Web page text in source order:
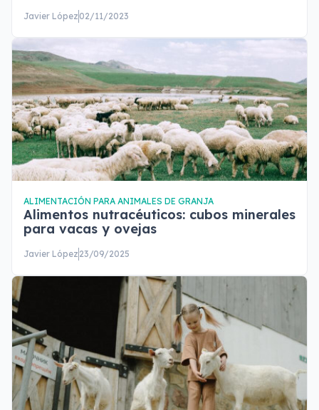
Javier López 02/11/2023
ALIMENTACIÓN PARA ANIMALES DE GRANJA
Alimentos nutracéuticos: cubos minerales
para vacas y ovejas
Javier López 23/09/2025